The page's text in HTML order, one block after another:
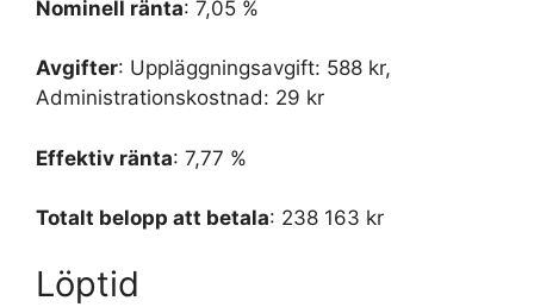
Nominell ränta: 7,05 %
Avgifter: Uppläggningsavgift: 588 kr,
Administrationskostnad: 29 kr
Effektiv ränta: 7,77 %
Totalt belopp att betala: 238 163 kr
Löptid